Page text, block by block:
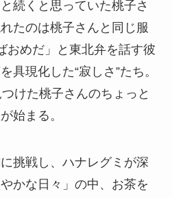
続くと思っていた桃子さ
たのは桃子さんと同じ服
おめだ」と東北弁を話す彼
具現化した“寂しさ”たち。
けた桃子さんのちょっと
始まる。
挑戦し、ハナレグミが深
かな日々」の中、お茶を